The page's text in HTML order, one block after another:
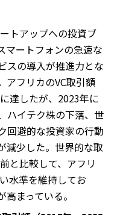
トアップへの投資ブ
マートフォンの急速な
スの導入が推進力とな
アフリカのVC取引額
達したが、2023年に
ハイテク株の下落、世
回避的な投資家の行動
減少した。世界的な取
と比較して、アフリ
水準を維持してお
まっている。